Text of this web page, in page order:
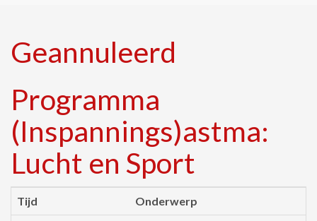
Geannuleerd
Programma
(Inspannings)astma:
Lucht en Sport
Tijd Onderwerp